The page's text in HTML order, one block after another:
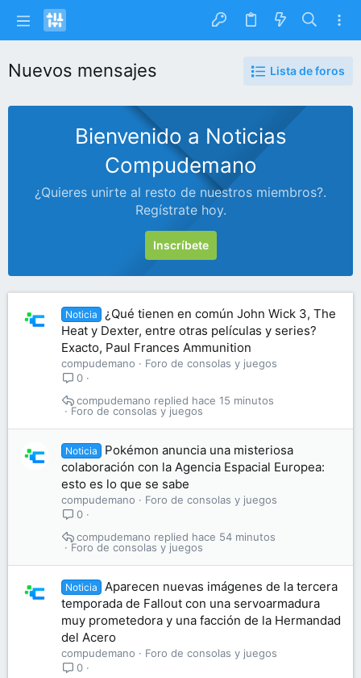
Nuevos mensajes Lista de foros
Bienvenido a Noticias
Compudemano
¿Quieres unirte al resto de nuestros miembros?.
Regístrate hoy.
Inscríbete
Noticia
¿Qué tienen en común John Wick 3, The
Heat y Dexter, entre otras películas y series?
Exacto, Paul Frances Ammunition
compudemano
Foro de consolas y juegos
0
Foro de consolas y juegos
hace 15 minutos
compudemano
Noticia
Pokémon anuncia una misteriosa
colaboración con la Agencia Espacial Europea:
esto es lo que se sabe
compudemano
Foro de consolas y juegos
0
Foro de consolas y juegos
hace 54 minutos
compudemano
Noticia
Aparecen nuevas imágenes de la tercera
temporada de Fallout con una servoarmadura
muy prometedora y una facción de la Hermandad
del Acero
compudemano
Foro de consolas y juegos
0